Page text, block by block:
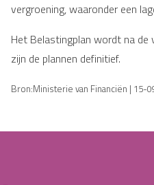
vergroening, waaronder een
Het Belastingplan wordt na de
zijn de plannen definitief.
Bron:Ministerie van Financiën | 15-